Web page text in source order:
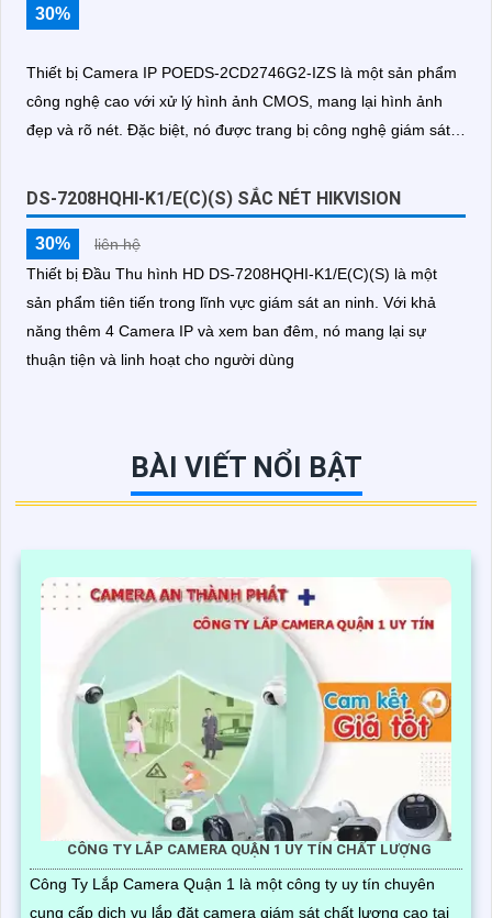
30%
Thiết bị Camera IP POEDS-2CD2746G2-IZS là một sản phẩm
công nghệ cao với xử lý hình ảnh CMOS, mang lại hình ảnh
đẹp và rõ nét. Đặc biệt, nó được trang bị công nghệ giám sát
kiện ánh sáng yếu trở nên dễ dàng và mịn màng hơn
DS-7208HQHI-K1/E(C)(S) SẮC NÉT HIKVISION
30%
liên hệ
Thiết bị Đầu Thu hình HD DS-7208HQHI-K1/E(C)(S) là một
sản phẩm tiên tiến trong lĩnh vực giám sát an ninh. Với khả
năng thêm 4 Camera IP và xem ban đêm, nó mang lại sự
thuận tiện và linh hoạt cho người dùng
BÀI VIẾT NỔI BẬT
CÔNG TY LẮP CAMERA QUẬN 1 UY TÍN CHẤT LƯỢNG
Công Ty Lắp Camera Quận 1 là một công ty uy tín chuyên
cung cấp dịch vụ lắp đặt camera giám sát chất lượng cao tại